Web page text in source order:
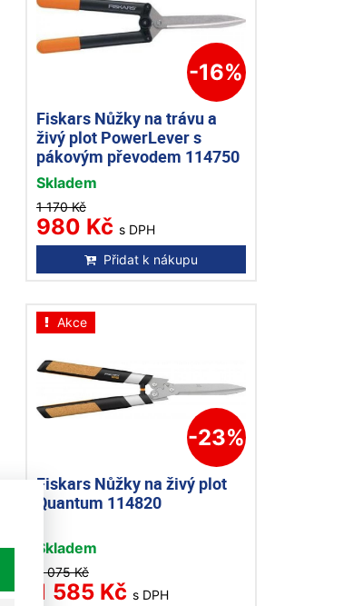
-16%
Fiskars Nůžky na trávu a
živý plot PowerLever s
pákovým převodem 114750
Skladem
1 170 Kč
980 Kč s DPH
Přidat k nákupu
Akce
-23%
Fiskars Nůžky na živý plot
Quantum 114820
Skladem
2 075 Kč
1 585 Kč s DPH